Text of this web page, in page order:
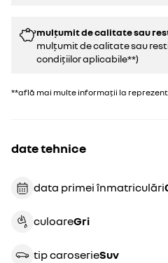
mulțumit de calitate sau
mulțumit de calitate sau
condițiilor aplicabile**)
**află mai multe informații la
date tehnice
data primei înmatriculări
culoare gri
tip caroserie suv